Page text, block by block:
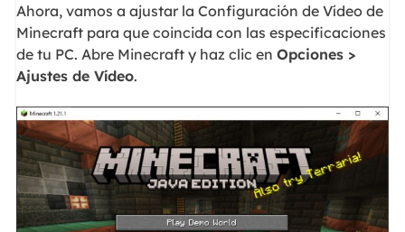
Ahora, vamos a ajustar la Configuración de Vídeo de
Minecraft para que coincida con las especificaciones
de tu PC. Abre Minecraft y haz clic en Opciones >
Ajustes de Vídeo.